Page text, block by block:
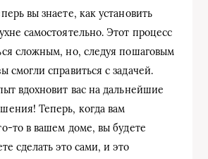
вы знаете, как установить
самостоятельно. Этот процесс
сложным, но, следуя пошаговым
смогли справиться с задачей.
вдохновит вас на дальнейшие
Теперь, когда вам
то в вашем доме, вы будете
сделать это сами, и это